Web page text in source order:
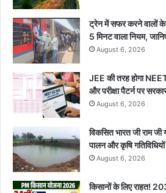
ट्रेन में सफर करने वालों
5 मिनट वाला नियम,
August 6, 2026
JEE की तरह होगा
और परीक्षा पैटर्न पर
August 6, 2026
विकसित भारत जी राम
पालन और कृषि
August 6, 2026
किसानों के लिए राहत!